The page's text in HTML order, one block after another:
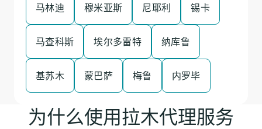
马林迪 穆米亚斯 尼耶利 锡卡
马查科斯 埃尔多雷特 纳库鲁
基苏木 蒙巴萨 梅鲁 内罗毕
为什么使用拉木代理服务